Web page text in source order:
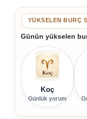
YÜKSELEN BURÇ
Günün yükselen
Koç
Günlük yorum